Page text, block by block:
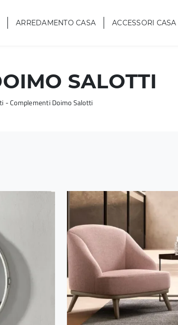
ARREDAMENTO CASA ACCESSORI CASA
SALOTTI
-Complementi Doimo Salotti